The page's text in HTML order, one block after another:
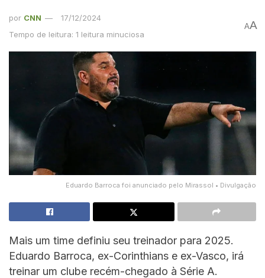
por CNN
17/12/2024
Tempo de leitura: 1 leitura minuciosa
AA
Eduardo Barroca foi anunciado pelo Mirassol • Divulgação
Mais um time definiu seu treinador para 2025.
Eduardo Barroca, ex-Corinthians e ex-Vasco, irá
treinar um clube recém-chegado à Série A.